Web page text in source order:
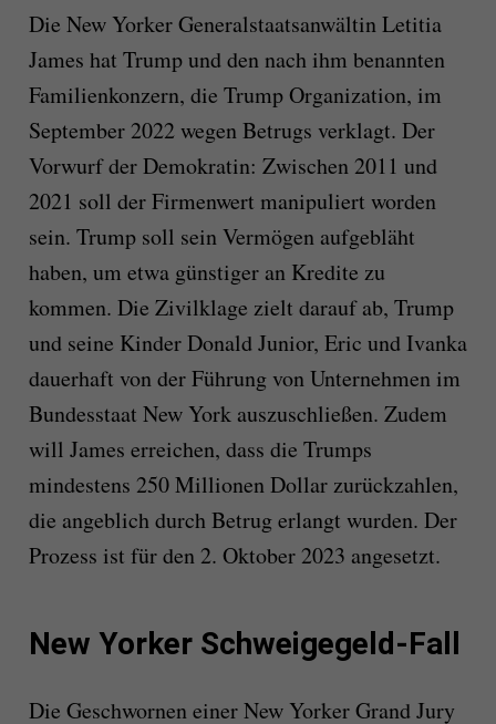
Die New Yorker Generalstaatsanwältin Letitia
James hat Trumpund den nach ihm benannten
Familienkonzern, die TrumpOrganization, im
September 2022 wegen Betrugs verklagt. Der
Vorwurf der Demokratin: Zwischen 2011 und
2021 soll der Firmenwert manipuliert worden
sein. Trump soll sein Vermögen aufgebläht
haben, um etwa günstiger an Kredite zu
kommen. Die Zivilklage zielt darauf ab, Trump
und seine Kinder Donald Junior, Eric und Ivanka
dauerhaft von der Führung von Unternehmen im
Bundesstaat New York auszuschließen. Zudem
will James erreichen, dass die Trumps
mindestens 250 Millionen Dollar zurückzahlen,
die angeblich durch Betrug erlangt wurden. Der
Prozess ist für den 2. Oktober 2023 angesetzt.
New Yorker Schweigegeld-Fall
Die Geschwornen einer New Yorker Grand Jury